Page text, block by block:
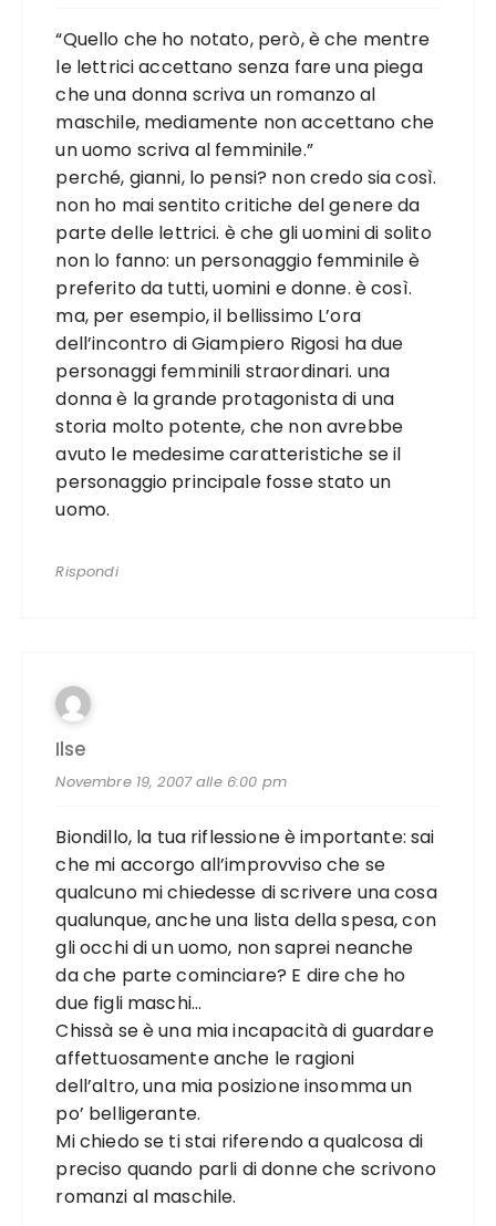
“Quello che ho notato, però, è che mentre
le lettrici accettano senza fare una piega
che una donna scriva un romanzo al
maschile, mediamente non accettano che
un uomo scriva al femminile.”
perché, gianni, lo pensi? non credo sia così.
non ho mai sentito critiche del genere da
parte delle lettrici. è che gli uomini di solito
non lo fanno: un personaggio femminile è
preferito da tutti, uomini e donne. è così.
ma, per esempio, il bellissimo L’ora
dell’incontro di Giampiero Rigosi ha due
personaggi femminili straordinari. una
donna è la grande protagonista di una
storia molto potente, che non avrebbe
avuto le medesime caratteristiche se il
personaggio principale fosse stato un
uomo.
Rispondi
Ilse
Novembre 19, 2007 alle 6:00 pm
Biondillo, la tua riflessione è importante: sai
che mi accorgo all’improvviso che se
qualcuno mi chiedesse di scrivere una cosa
qualunque, anche una lista della spesa, con
gli occhi di un uomo, non saprei neanche
da che parte cominciare? E dire che ho
due figli maschi…
Chissà se è una mia incapacità di guardare
affettuosamente anche le ragioni
dell’altro, una mia posizione insomma un
po’ belligerante.
Mi chiedo se ti stai riferendo a qualcosa di
preciso quando parli di donne che scrivono
romanzi al maschile.